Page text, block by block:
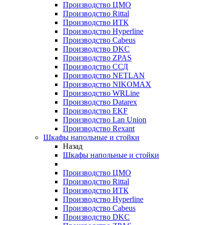
Производство ЦМО
Производство Rittal
Производство ИТК
Производство Hyperline
Производство Cabeus
Производство DKC
Производство ZPAS
Производство ССД
Производство NETLAN
Производство NIKOMAX
Производство WRLine
Производство Datarex
Производство EKF
Производство Lan Union
Производство Rexant
Шкафы напольные и стойки
Назад
Шкафы напольные и стойки
Производство ЦМО
Производство Rittal
Производство ИТК
Производство Hyperline
Производство Cabeus
Производство DKC